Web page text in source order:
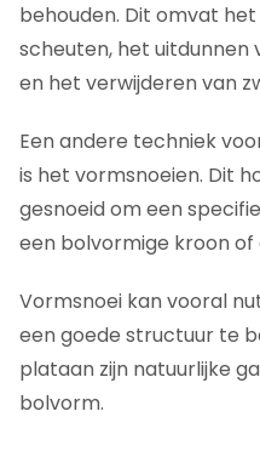
behouden. Dit omvat
scheuten, het
en het verwijderen van
Een andere techniek
is het vormsnoeien. Dit
gesnoeid om een
een bolvormige kroon
Vormsnoei kan vooral
een goede structuur te
plataan zijn natuurlijke
bolvorm.